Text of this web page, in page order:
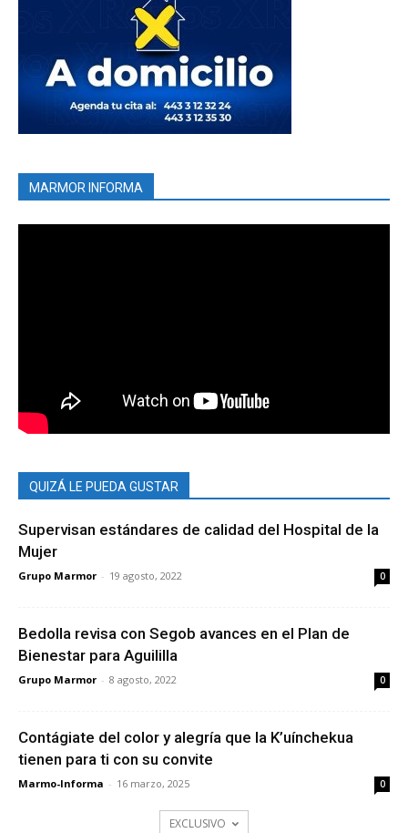
MARMOR INFORMA
QUIZÁ LE PUEDA GUSTAR
Supervisan estándares de calidad del Hospital de la
Mujer
Grupo Marmor - 19 agosto, 2022 0
Bedolla revisa con Segob avances en el Plan de
Bienestar para Aguililla
Grupo Marmor - 8 agosto, 2022 0
Contágiate del color y alegría que la K’uínchekua
tienen para ti con su convite
Marmo-Informa - 16 marzo, 2025 0
EXCLUSIVO